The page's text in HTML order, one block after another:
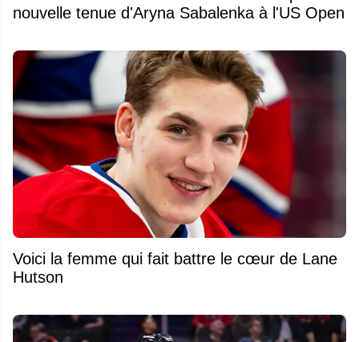
nouvelle tenue d'Aryna Sabalenka à l'US Open
Voici la femme qui fait battre le cœur de Lane
Hutson